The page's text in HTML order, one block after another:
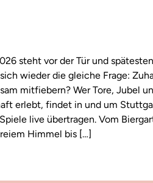
steht vor der Tür und
wieder die gleiche Frage:
mitfiebern? Wer Tore, Jubel
erlebt, findet in und um
live übertragen. Vom
Himmel bis […]